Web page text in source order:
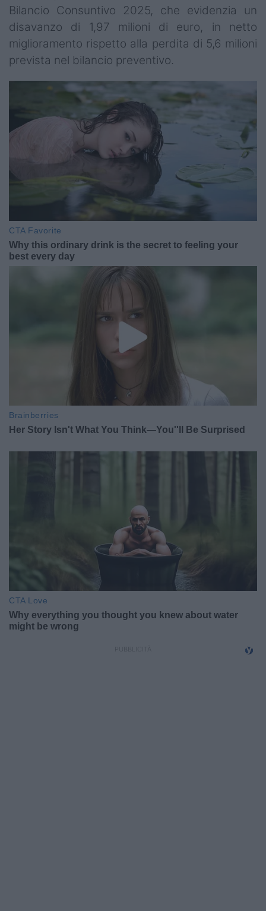
Bilancio Consuntivo 2025, che evidenzia un
disavanzo di 1,97 milioni di euro, in netto
miglioramento rispetto alla perdita di 5,6 milioni
prevista nel bilancio preventivo.